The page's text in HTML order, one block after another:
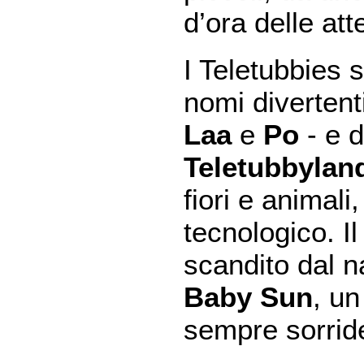
d’ora delle
I Teletubbies
nomi
Laae Po - e
fiori e
tecnologico.
scandito dal
Baby Sun,
sempre